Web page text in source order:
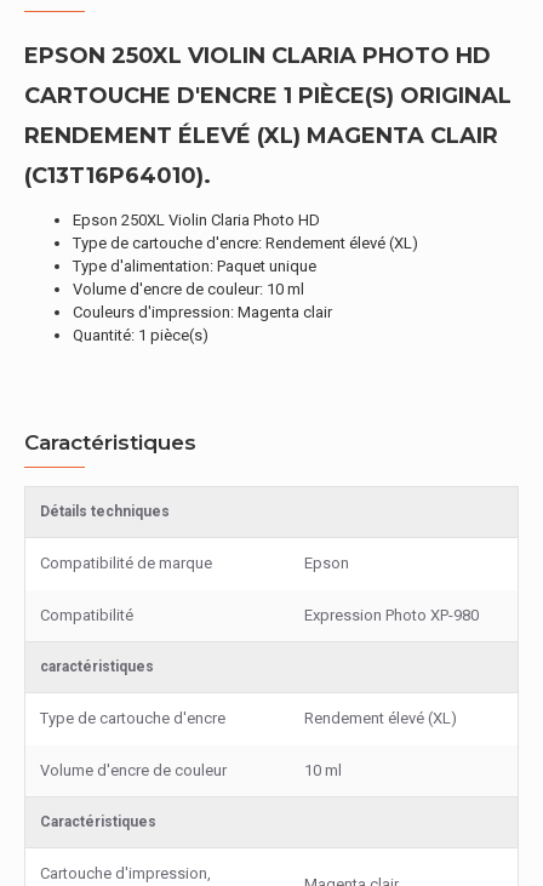
EPSON 250XL VIOLIN CLARIA PHOTO HD
CARTOUCHE D'ENCRE 1 PIÈCE(S) ORIGINAL
RENDEMENT ÉLEVÉ (XL) MAGENTA CLAIR
(C13T16P64010).
Epson 250XL Violin Claria Photo HD
Type de cartouche d'encre: Rendement élevé (XL)
Type d'alimentation: Paquet unique
Volume d'encre de couleur: 10 ml
Couleurs d'impression: Magenta clair
Quantité: 1 pièce(s)
Caractéristiques
Détails techniques
Compatibilité de marque Epson
Compatibilité Expression Photo XP-980
caractéristiques
Type de cartouche d'encre Rendement élevé (XL)
Volume d'encre de couleur 10 ml
Caractéristiques
Cartouche d'impression,